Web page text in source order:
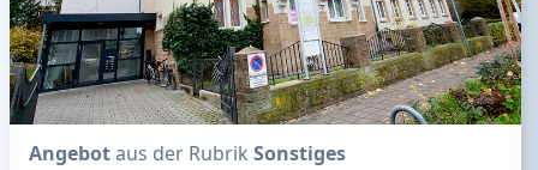
Angebotaus der Rubrik Sonstiges